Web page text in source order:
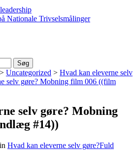
Nationale Trivselsmålinger
> Uncategorized > Hvad kan eleverne selv
selv gøre? Mobning film 006 ((film
selv gøre? Mobning
#14))
in Hvad kan eleverne selv gøre?Fuld